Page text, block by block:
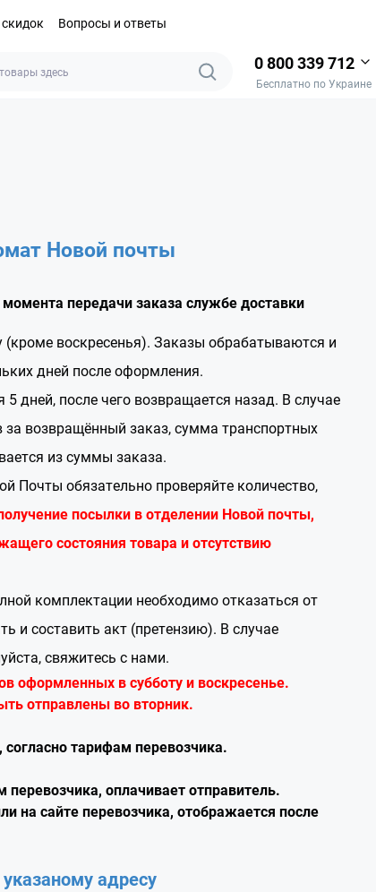
Вопросы и ответы
0 800 339 712
Бесплатно по Украине
Новой почты
передачи заказа службе доставки
(кроме воскресенья). Заказы обрабатываются и
дней после оформления.
дней, после чего возвращается назад. В случае
за возвращённый заказ, сумма транспортных
из суммы заказа.
Почты обязательно проверяйте количество,
посылки в отделении Новой почты,
состояния товара и отсутствию
комплектации необходимо отказаться от
и составить акт (претензию). В случае
свяжитесь с нами.
оформленных в субботу и воскресенье.
отправлены во вторник.
тарифам перевозчика.
оплачивает отправитель.
на сайте перевозчика, отображается после
адресу